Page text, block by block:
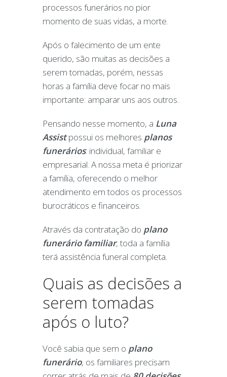
processos funerários no pior
momento de suas vidas, a morte.
Após o falecimento de um ente
querido, são muitas as decisões a
serem tomadas, porém, nessas
horas a família deve focar no mais
importante: amparar uns aos outros.
Pensando nesse momento, a Luna
Assistpossui os melhores planos
funerários: individual, familiar e
empresarial. A nossa meta é priorizar
a família, oferecendo o melhor
atendimento em todos os processos
burocráticos e financeiros.
Através da contratação do plano
funerário familiar, toda a família
terá assistência funeral completa.
Quais as decisões a
serem tomadas
após o luto?
Você sabia que sem o plano
funerário, os familiares precisam